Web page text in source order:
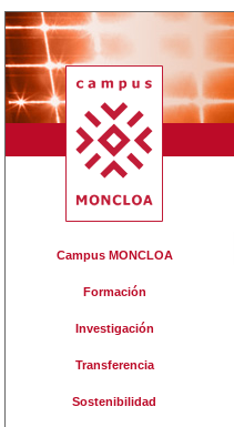
Campus MONCLOA
Formación
Investigación
Transferencia
Sostenibilidad